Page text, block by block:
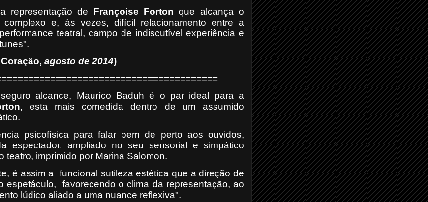
representação de Françoise Forton que alcança o
e, às vezes, difícil relacionamento entre a
teatral, campo de indiscutível experiência e
, agosto de 2014)
alcance, Mauríco Baduh é o par ideal para a
, esta mais comedida dentro de um assumido
psicofísica para falar bem de perto aos ouvidos,
espectador, ampliado no seu sensorial e simpático
teatro, imprimido por Marina Salomon.
é assim a
funcional sutileza estética que a direção de
espetáculo,
favorecendo o clima da representação, ao
lúdico aliado a uma nuance reflexiva".